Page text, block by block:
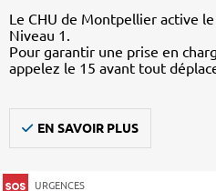
Le CHU de Montpellier active
Niveau 1.
Pour garantir une prise en
appelez le 15 avant tout
EN SAVOIR PLUS
URGENCES